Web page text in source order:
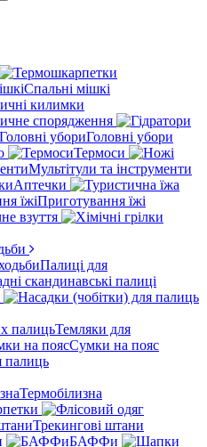
Спальні мішкі
килимки
спорядження
Головні убори
Термоси
Мультітули та інструменти
Аптечки
Приготування їжі
взуття
Палиці для
Темляки для
Сумки на пояс
палиць
Термобілизна
Трекингові штани
БАФФи